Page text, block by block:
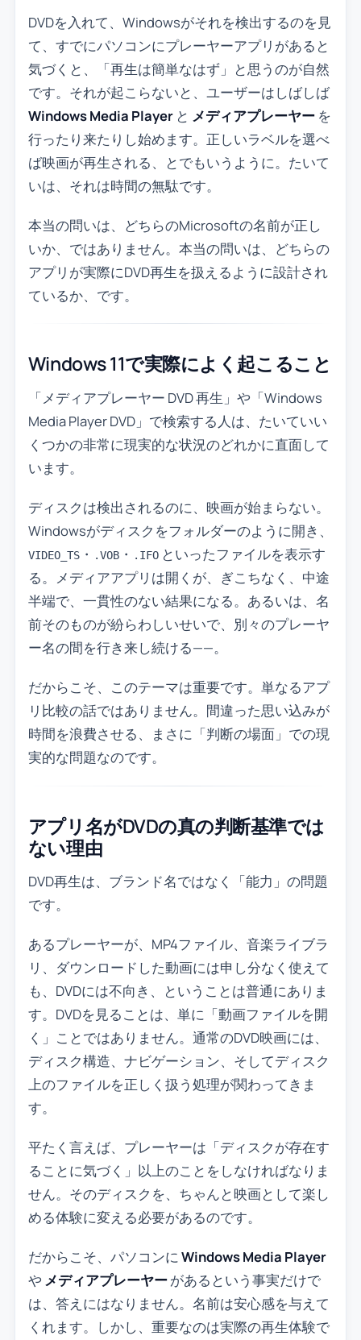
DVDを入れて、Windowsがそれを検出するのを見
て、すでにパソコンにプレーヤーアプリがあると
気づくと、「再生は簡単なはず」と思うのが自然
です。それが起こらないと、ユーザーはしばしば
Windows Media Playerと メディアプレーヤーを
行ったり来たりし始めます。正しいラベルを選べ
ば映画が再生される、とでもいうように。たいて
いは、それは時間の無駄です。
本当の問いは、どちらのMicrosoftの名前が正し
いか、ではありません。本当の問いは、どちらの
アプリが実際にDVD再生を扱えるように設計され
ているか、です。
Windows 11で実際によく起こること
「メディアプレーヤー DVD 再生」や「Windows
Media Player DVD」で検索する人は、たいていい
くつかの非常に現実的な状況のどれかに直面して
います。
ディスクは検出されるのに、映画が始まらない。
Windowsがディスクをフォルダーのように開き、
VIDEO_TS・ .VOB・ .IFOといったファイルを表示す
る。メディアアプリは開くが、ぎこちなく、中途
半端で、一貫性のない結果になる。あるいは、名
前そのものが紛らわしいせいで、別々のプレーヤ
ー名の間を行き来し続ける——。
だからこそ、このテーマは重要です。単なるアプ
リ比較の話ではありません。間違った思い込みが
時間を浪費させる、まさに「判断の場面」での現
実的な問題なのです。
アプリ名がDVDの真の判断基準では
ない理由
DVD再生は、ブランド名ではなく「能力」の問題
です。
あるプレーヤーが、MP4ファイル、音楽ライブラ
リ、ダウンロードした動画には申し分なく使えて
も、DVDには不向き、ということは普通にありま
す。DVDを見ることは、単に「動画ファイルを開
く」ことではありません。通常のDVD映画には、
ディスク構造、ナビゲーション、そしてディスク
上のファイルを正しく扱う処理が関わってきま
す。
平たく言えば、プレーヤーは「ディスクが存在す
ることに気づく」以上のことをしなければなりま
せん。そのディスクを、ちゃんと映画として楽し
める体験に変える必要があるのです。
だからこそ、パソコンにWindows Media Player
や メディアプレーヤーがあるという事実だけで
は、答えにはなりません。名前は安心感を与えて
くれます。しかし、重要なのは実際の再生体験で